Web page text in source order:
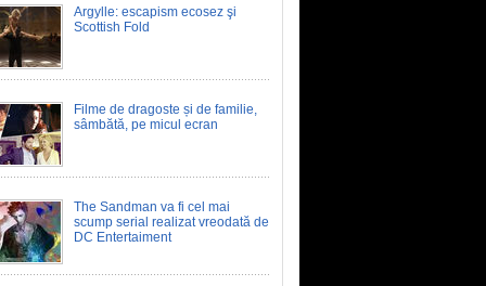
Argylle: escapism ecosez şi
Scottish Fold
Filme de dragoste și de familie,
sâmbătă, pe micul ecran
The Sandman va fi cel mai
scump serial realizat vreodată de
DC Entertaiment